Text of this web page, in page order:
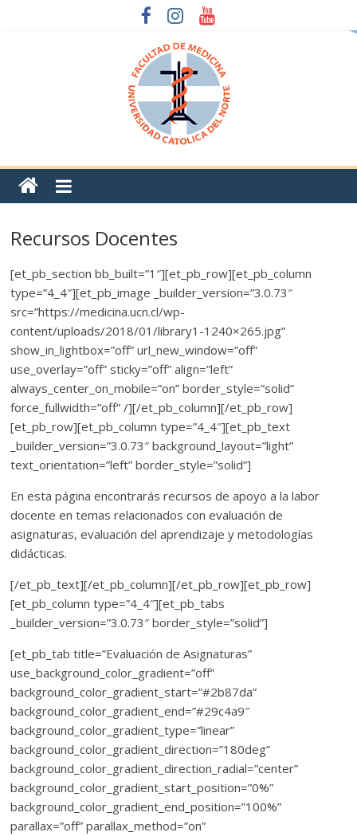
Recursos Docentes
[et_pb_section bb_built=”1″][et_pb_row][et_pb_column
type=”4_4″][et_pb_image _builder_version=”3.0.73″
src=”https://medicina.ucn.cl/wp-
content/uploads/2018/01/library1-1240×265.jpg”
show_in_lightbox=”off” url_new_window=”off”
use_overlay=”off” sticky=”off” align=”left”
always_center_on_mobile=”on” border_style=”solid”
force_fullwidth=”off” /][/et_pb_column][/et_pb_row]
[et_pb_row][et_pb_column type=”4_4″][et_pb_text
_builder_version=”3.0.73″ background_layout=”light”
text_orientation=”left” border_style=”solid”]
En esta página encontrarás recursos de apoyo a la labor
docente en temas relacionados con evaluación de
asignaturas, evaluación del aprendizaje y metodologías
didácticas.
[/et_pb_text][/et_pb_column][/et_pb_row][et_pb_row]
[et_pb_column type=”4_4″][et_pb_tabs
_builder_version=”3.0.73″ border_style=”solid”]
[et_pb_tab title=”Evaluación de Asignaturas”
use_background_color_gradient=”off”
background_color_gradient_start=”#2b87da”
background_color_gradient_end=”#29c4a9″
background_color_gradient_type=”linear”
background_color_gradient_direction=”180deg”
background_color_gradient_direction_radial=”center”
background_color_gradient_start_position=”0%”
background_color_gradient_end_position=”100%”
parallax=”off” parallax_method=”on”